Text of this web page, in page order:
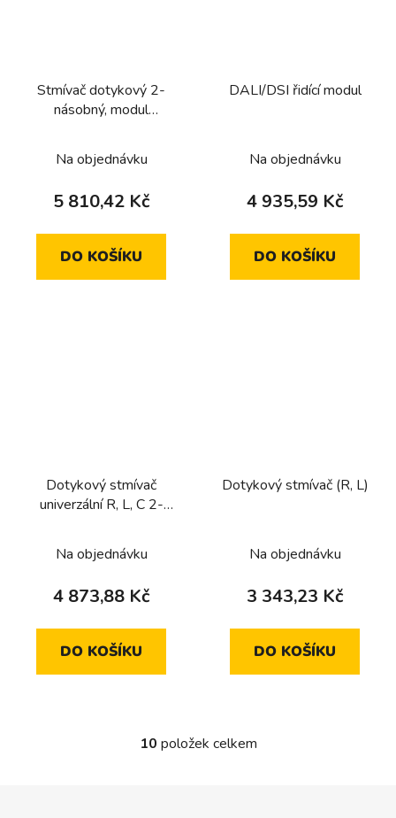
Stmívač dotykový 2-
násobný, modul
R,L,C, dom. elektronika
Na objednávku
5 810,42 Kč
DO KOŠÍKU
DALI/DSI řidící modul
Na objednávku
4 935,59 Kč
DO KOŠÍKU
Dotykový stmívač
univerzální R, L, C 2-
Na objednávku
4 873,88 Kč
DO KOŠÍKU
Dotykový stmívač (R, L)
Na objednávku
3 343,23 Kč
DO KOŠÍKU
O
10 položek celkem